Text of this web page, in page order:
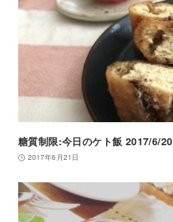
糖質制限:今日のケト飯 2017/6/20
2017年6月21日